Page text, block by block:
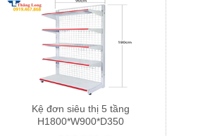
Kệ đơn siêu thị 5 tầng
H1800*W900*D350